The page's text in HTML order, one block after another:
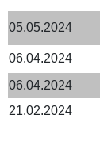
05.05.2024
06.04.2024
06.04.2024
21.02.2024